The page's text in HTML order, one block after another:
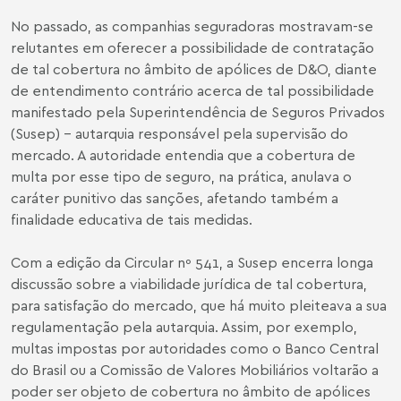
No passado, as companhias seguradoras mostravam-se
relutantes em oferecer a possibilidade de contratação
de tal cobertura no âmbito de apólices de D&O, diante
de entendimento contrário acerca de tal possibilidade
manifestado pela Superintendência de Seguros Privados
(Susep) - autarquia responsável pela supervisão do
mercado. A autoridade entendia que a cobertura de
multa por esse tipo de seguro, na prática, anulava o
caráter punitivo das sanções, afetando também a
finalidade educativa de tais medidas.
Com a edição da Circular nº 541, a Susep encerra longa
discussão sobre a viabilidade jurídica de tal cobertura,
para satisfação do mercado, que há muito pleiteava a sua
regulamentação pela autarquia. Assim, por exemplo,
multas impostas por autoridades como o Banco Central
do Brasil ou a Comissão de Valores Mobiliários voltarão a
poder ser objeto de cobertura no âmbito de apólices